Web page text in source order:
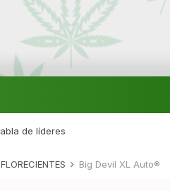
de líderes
Big Devil XL Auto®